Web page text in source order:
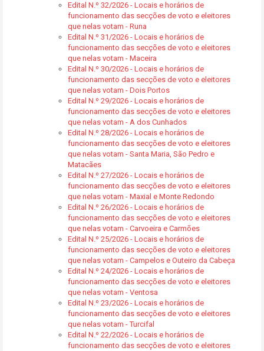
Edital N.º 32/2026 - Locais e horários de
funcionamento das secções de voto e eleitores
que nelas votam - Runa
Edital N.º 31/2026 - Locais e horários de
funcionamento das secções de voto e eleitores
que nelas votam - Maceira
Edital N.º 30/2026 - Locais e horários de
funcionamento das secções de voto e eleitores
que nelas votam - Dois Portos
Edital N.º 29/2026 - Locais e horários de
funcionamento das secções de voto e eleitores
que nelas votam - A dos Cunhados
Edital N.º 28/2026 - Locais e horários de
funcionamento das secções de voto e eleitores
que nelas votam - Santa Maria, São Pedro e
Matacães
Edital N.º 27/2026 - Locais e horários de
funcionamento das secções de voto e eleitores
que nelas votam - Maxial e Monte Redondo
Edital N.º 26/2026 - Locais e horários de
funcionamento das secções de voto e eleitores
que nelas votam - Carvoeira e Carmões
Edital N.º 25/2026 - Locais e horários de
funcionamento das secções de voto e eleitores
que nelas votam - Campelos e Outeiro da Cabeça
Edital N.º 24/2026 - Locais e horários de
funcionamento das secções de voto e eleitores
que nelas votam - Ventosa
Edital N.º 23/2026 - Locais e horários de
funcionamento das secções de voto e eleitores
que nelas votam - Turcifal
Edital N.º 22/2026 - Locais e horários de
funcionamento das secções de voto e eleitores